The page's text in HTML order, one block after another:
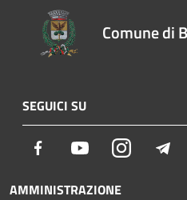
Comune di
SEGUICI SU
Facebook YoutubeInstagram
AMMINISTRAZIONE